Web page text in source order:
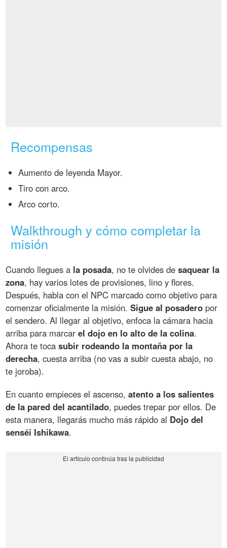
Recompensas
Aumento de leyenda Mayor.
Tiro con arco.
Arco corto.
Walkthrough y cómo completar la
misión
Cuando llegues a la posada, no te olvides desaquear la
zona, hay varios lotes de provisiones, lino y flores.
Después, habla con el NPC marcado como objetivo para
comenzar oficialmente la misión.Sigue al posadero por
el sendero. Al llegar al objetivo, enfoca la cámara hacia
arriba para marcarel dojo en lo alto de la colina.
Ahora te tocasubir rodeando la montaña por la
derecha, cuesta arriba (no vas a subir cuesta abajo, no
te joroba).
En cuanto empieces el ascenso,atento a los salientes
de la pared del acantilado, puedes trepar por ellos. De
esta manera, llegarás mucho más rápido al Dojo del
senséi Ishikawa.